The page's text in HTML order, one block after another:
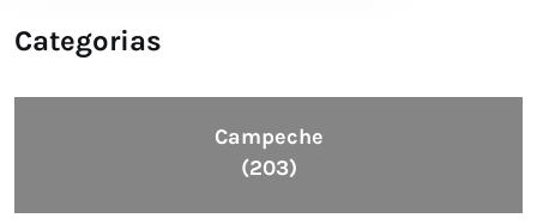
Categorias
Campeche
(203)